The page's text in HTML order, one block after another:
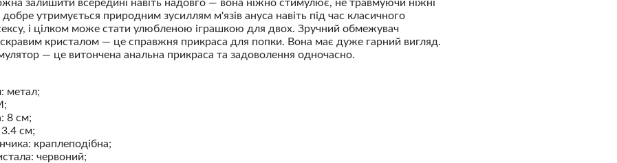
залишити всередині навіть надовго — вона ніжно стимулює, не травмуючи ніжні
утримується природним зусиллям м'язів ануса навіть під час класичного
і цілком може стати улюбленою іграшкою для двох. Зручний обмежувач
кристалом — це справжня прикраса для попки. Вона має дуже гарний вигляд.
— це витончена анальна прикраса та задоволення одночасно.
метал;
8 см;
см;
краплеподібна;
червоний;